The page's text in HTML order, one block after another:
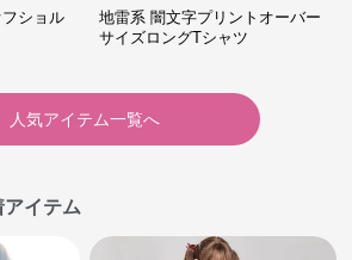
ショル
地雷系 闇文字プリントオーバー
サイズロングTシャツ
人気アイテム一覧へ
イテム